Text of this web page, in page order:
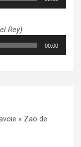
Rey)
00:00
« Zao de